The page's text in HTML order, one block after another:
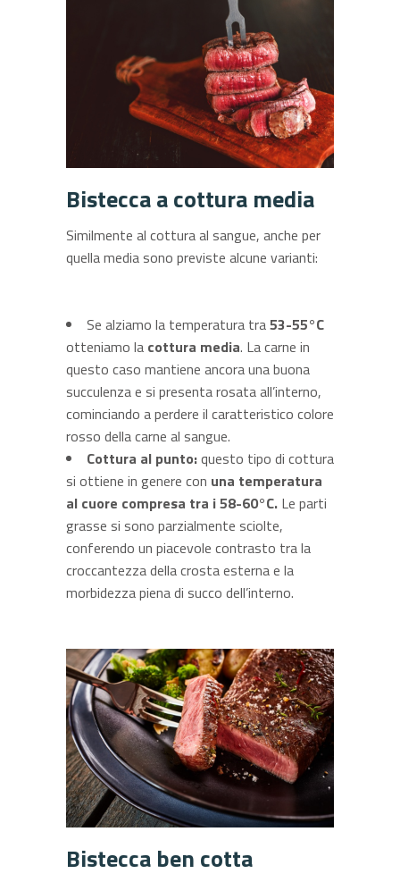
Bistecca a cottura media
Similmente al cottura al sangue, anche per
quella media sono previste alcune varianti:
Se alziamo la temperatura tra53-55°C
otteniamo la cottura media. La carne in
questo caso mantiene ancora una buona
succulenza e si presenta rosata all’interno,
cominciando a perdere il caratteristico colore
rosso della carne al sangue.
Cottura al punto:questo tipo di cottura
si ottiene in genere con una temperatura
al cuore compresa tra i 58-60°C. Le parti
grasse si sono parzialmente sciolte,
conferendo un piacevole contrasto tra la
croccantezza della crosta esterna e la
morbidezza piena di succo dell’interno.
Bistecca ben cotta